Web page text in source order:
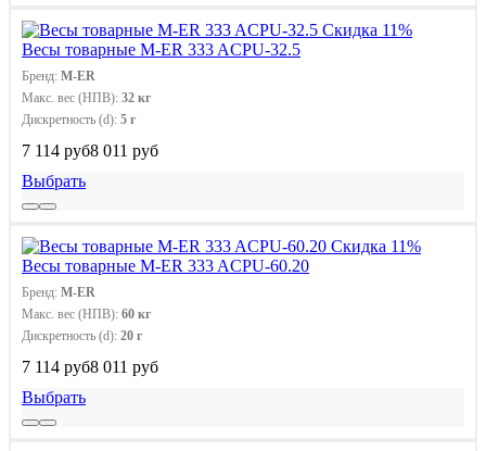
Скидка 11%
Весы товарные M-ER 333 ACPU-32.5
Бренд: M-ER
Макс. вес (НПВ): 32 кг
Дискретность (d): 5 г
7 114 руб8 011 руб
Выбрать
Скидка 11%
Весы товарные M-ER 333 ACPU-60.20
Бренд: M-ER
Макс. вес (НПВ): 60 кг
Дискретность (d): 20 г
7 114 руб8 011 руб
Выбрать